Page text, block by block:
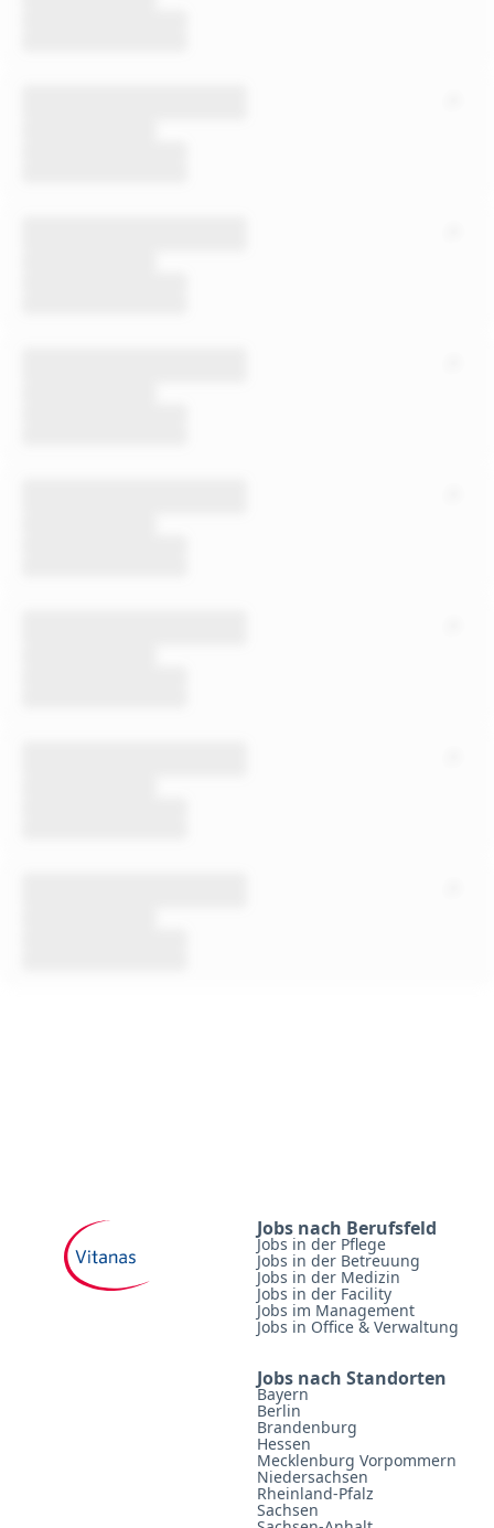
Jobs nach Berufsfeld
Jobs in der Pflege
Jobs in der Betreuung
Jobs in der Medizin
Jobs in der Facility
Jobs im Management
Jobs in Office & Verwaltung
Jobs nach Standorten
Bayern
Berlin
Brandenburg
Hessen
Mecklenburg Vorpommern
Niedersachsen
Rheinland-Pfalz
Sachsen